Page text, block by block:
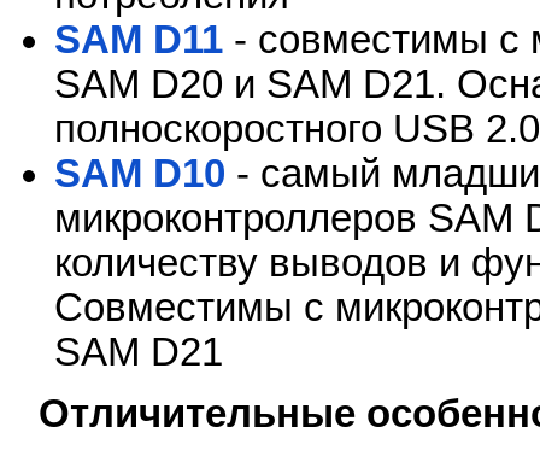
SAM D11 - совместимы с
SAM D20 и SAM D21.
полноскоростного USB
SAM D10 - самый
микроконтроллеров SAM
количеству выводов и
Совместимы с
SAM D21
Отличительные